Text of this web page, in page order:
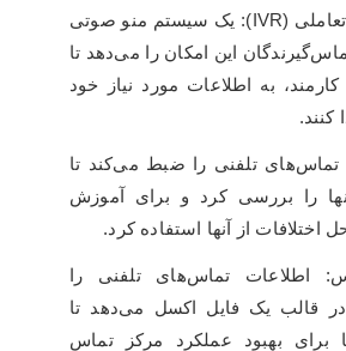
پاسخ صوتی تعاملی (IVR): یک سیستم منو صوتی
این امکان را می‌دهد تا
به اطلاعات مورد نیاز خود
تلفنی را ضبط می‌کند تا
را بررسی کرد و برای آموزش
اختلافات از آنها استفاده کرد.
تماس‌های تلفنی را
قالب یک فایل اکسل می‌دهد تا
برای بهبود عملکرد مرکز تماس